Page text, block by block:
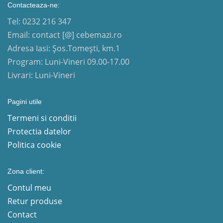
Contacteaza-ne:
Tel: 0232 216 347
Email: contact [@] cebemazi.ro
Adresa Iasi: Șos.Tomești, km.1
Program: Luni-Vineri 09.00-17.00
Livrari: Luni-Vineri
Pagini utile
Termeni si conditii
Protectia datelor
Politica cookie
Zona client:
Contul meu
Retur produse
Contact